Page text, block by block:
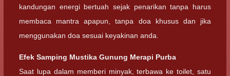
kandungan energi bertuah sejak penarikan tanpa harus
membaca mantra apapun, tanpa doa khusus dan jika
menggunakan doa sesuai keyakinan anda.
Efek Samping Mustika Gunung Merapi Purba
Saat lupa dalam memberi minyak, terbawa ke toilet, satu